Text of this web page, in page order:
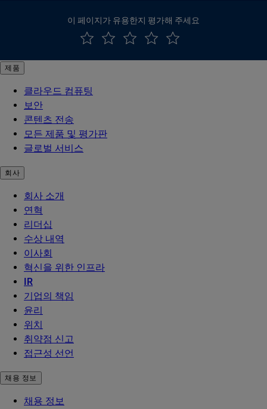
이 페이지가 유용한지 평가해 주세요
제품
클라우드 컴퓨팅
보안
콘텐츠 전송
모든 제품 및 평가판
글로벌 서비스
회사
회사 소개
연혁
리더십
수상 내역
이사회
혁신을 위한 인프라
IR
기업의 책임
윤리
위치
취약점 신고
접근성 선언
채용 정보
채용 정보